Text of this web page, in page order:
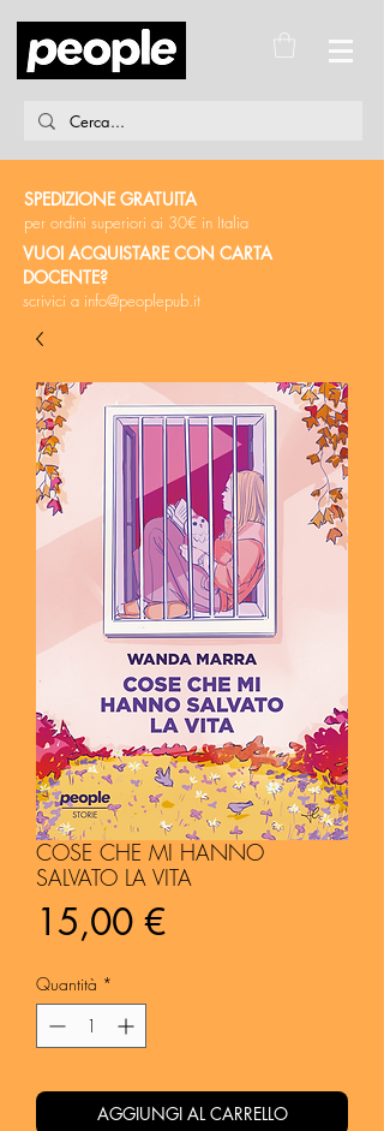
SPEDIZIONE GRATUITA
per ordini superiori ai 30€ in Italia
VUOI ACQUISTARE CON CARTA
DOCENTE?
scrivici a info@peoplepub.it
COSE CHE MI HANNO
SALVATO LA VITA
15,00 €Prezzo
Quantità *
AGGIUNGI AL CARRELLO